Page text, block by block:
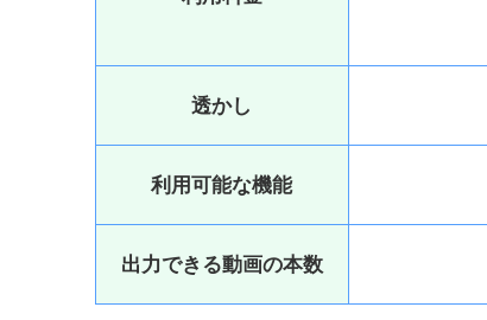
透かし
利用可能な機能
出力できる動画の本数